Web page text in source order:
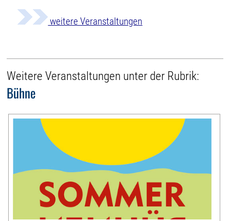
weitere Veranstaltungen
Weitere Veranstaltungen unter der Rubrik:
Bühne